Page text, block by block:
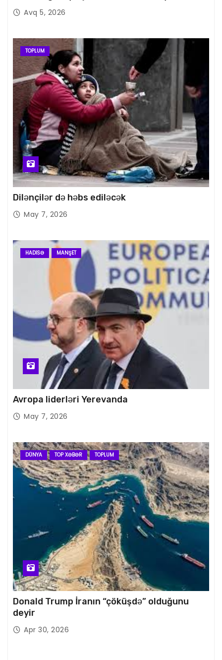
Avq 5, 2026
TOPLUM
Dilənçilər də həbs ediləcək
May 7, 2026
HADISƏ MANŞET
Avropa liderləri Yerevanda
May 7, 2026
DÜNYA TOP XƏBƏR TOPLUM
Donald Trump İranın “çöküşdə” olduğunu
deyir
Apr 30, 2026